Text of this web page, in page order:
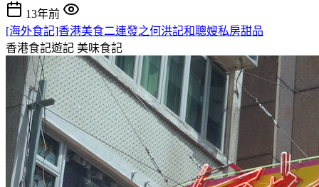
13年前
[海外食記]香港美食二連發之何洪記和聰嫂私房甜品
香港食記遊記 美味食記